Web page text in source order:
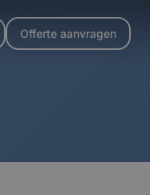
Offerte aanvragen